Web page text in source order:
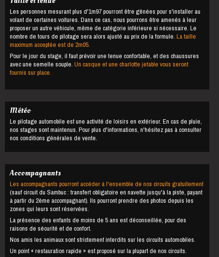
Les personnes mesurant plus d'1m97 pourront être gênées pour s'installer au
volant de certaines voitures. Dans ce cas, nous pourrons être amenés à leur
proposer un autre véhicule, même de catégorie inférieure si nécessaire. Le
nombre de tours de pilotage sera alors ajusté au prix de la formule.La taille
maximum acceptée est de 2m05.
Pour le jour du stage, il faut prévoir une tenue confortable, et des chaussures
avec une semelle souple.Un casque et une charlotte jetable vous seront
fournis sur place.
Météo
Le pilotage automobile est une activité de loisirs en extérieur. En cas de pluie,
nos stages sont maintenus. Pour plus d'informations, n'hésitez pas à consulter
nos conditions générales de vente.
Accompagnants
Les accompagnants pourront accéder à l'ensemble de nos circuits gratuitement
(sauf circuit du Sambuc : transfert obligatoire en navette jusqu'à la piste, payant
à partir du 2ème accompagnant). Ils pourront prendre des photos depuis les
zones qui leurs sont réservées.
La présence des enfants de moins de 5 ans est déconseillée, pour des
raisons de sécurité et de confort.
Nos amis les animaux sont strictement interdits sur les circuits automobiles.
Un point « restauration rapide » est proposé sur la plupart de nos circuits.